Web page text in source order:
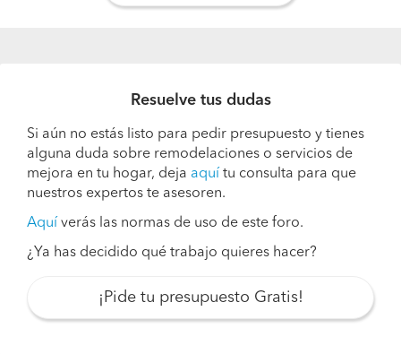
Resuelve tus dudas
Si aún no estás listo para pedir presupuesto y tienes
alguna duda sobre remodelaciones o servicios de
mejora en tu hogar, deja aquí tu consulta para que
nuestros expertos te asesoren.
Aquí verás las normas de uso de este foro.
¿Ya has decidido qué trabajo quieres hacer?
¡Pide tu presupuesto Gratis!